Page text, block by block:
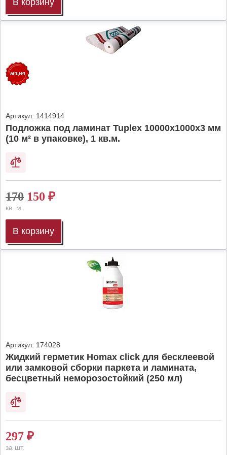
В корзину
Артикул: 1414914
Подложка под ламинат Tuplex 10000x1000x3 мм
(10 м² в упаковке), 1 кв.м.
170 150 ₽
кв. м.
В корзину
Артикул: 174028
Жидкий герметик Homax click для бесклеевой
или замковой сборки паркета и ламината,
бесцветный неморозостойкий (250 мл)
297 ₽
за шт.